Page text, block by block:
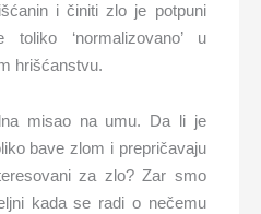
i činiti zlo je potpuni
‘normalizovano’ u
hrišćanstvu.
misao na umu. Da li je
bave zlom i prepričavaju
za zlo? Zar smo
kada se radi o nečemu